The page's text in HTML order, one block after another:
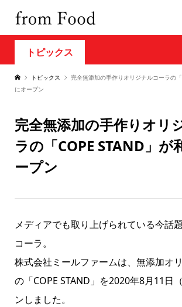
トピックス
トピックス
完全無添加の手作りオリジナルコーラの
にオープン
完全無添加の手作りオリ
ラの「COPE STAND」が
ープン
メディアでも取り上げられている今話
コーラ。
株式会社ミールファームは、無添加オ
の「COPE STAND」を2020年8月11日
ンしました。